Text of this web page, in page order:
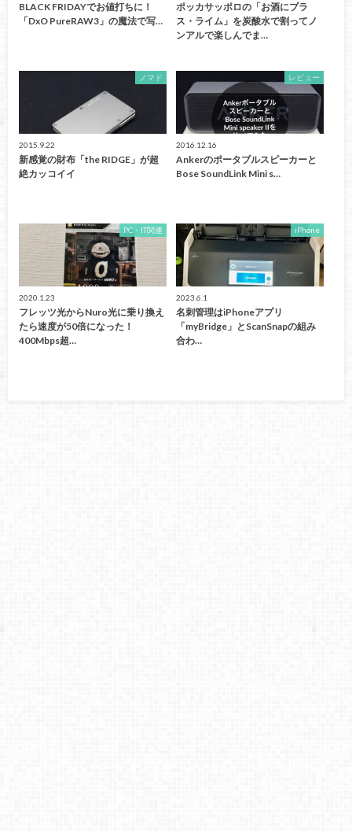
BLACK FRIDAYでお値打ちに！
「DxO PureRAW3」の魔法で写…
ポッカサッポロの「お酒にプラ
ス・ライム」を炭酸水で割ってノ
ンアルで楽しんでま…
ノマド
2015.9.22
新感覚の財布「the RIDGE」が超
絶カッコイイ
レビュー
2016.12.16
Ankerのポータブルスピーカーと
Bose SoundLink Mini s…
PC・IT関連
2020.1.23
フレッツ光からNuro光に乗り換え
たら速度が50倍になった！
400Mbps超…
iPhone
2023.6.1
名刺管理はiPhoneアプリ
「myBridge」とScanSnapの組み
合わ…